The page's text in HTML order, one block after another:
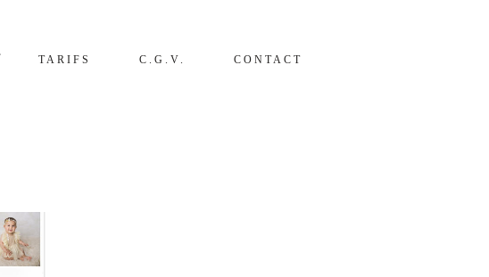
TARIFS C.G.V. CONTACT